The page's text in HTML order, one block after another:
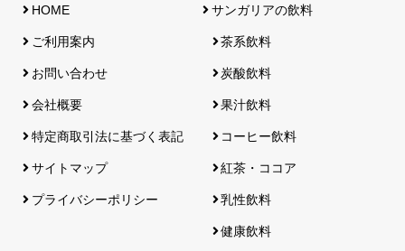
HOME
ご利用案内
お問い合わせ
会社概要
特定商取引法に基づく表記
サイトマップ
プライバシーポリシー
サンガリアの飲料
茶系飲料
炭酸飲料
果汁飲料
コーヒー飲料
紅茶・ココア
乳性飲料
健康飲料